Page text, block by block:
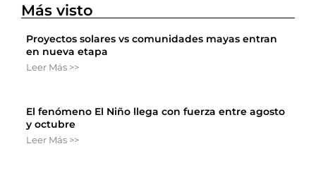
Más visto
Proyectos solares vs comunidades mayas entran
en nueva etapa
Leer Más >>
El fenómeno El Niño llega con fuerza entre agosto
y octubre
Leer Más >>